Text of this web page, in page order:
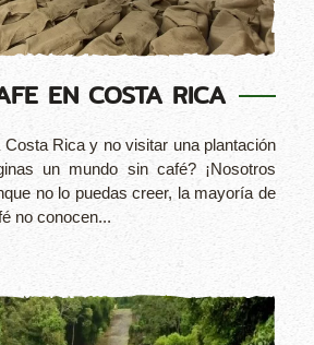
EN COSTA RICA
Costa Rica y no visitar una plantación
un mundo sin café? ¡Nosotros
no lo puedas creer, la mayoría de
no conocen...